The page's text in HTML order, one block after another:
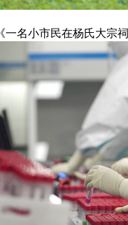
《一名小市民在杨氏大宗